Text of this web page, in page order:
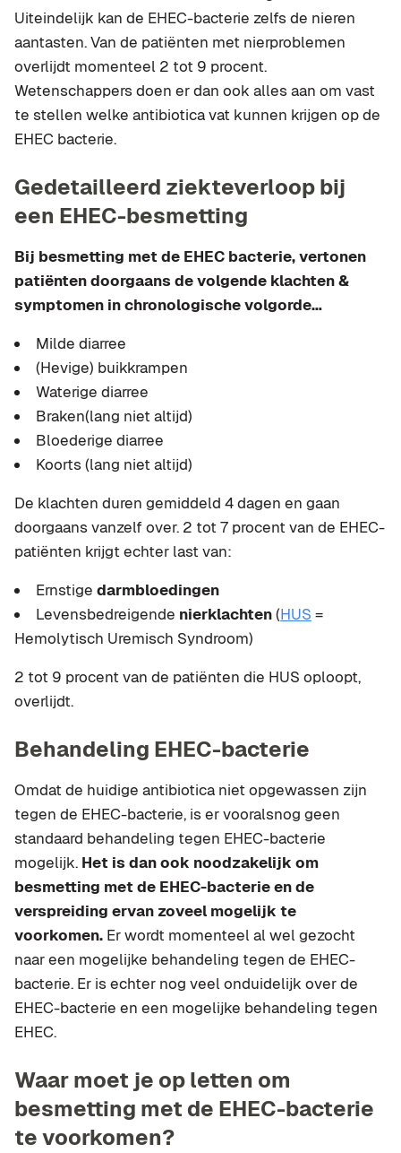
Uiteindelijk kan de EHEC-bacterie zelfs de nieren
aantasten. Van de patiënten met nierproblemen
overlijdt momenteel 2 tot 9 procent.
Wetenschappers doen er dan ook alles aan om vast
te stellen welke antibiotica vat kunnen krijgen op de
EHEC bacterie.
Gedetailleerd ziekteverloop bij
een EHEC-besmetting
Bij besmetting met de EHEC bacterie, vertonen
patiënten doorgaans de volgende klachten &
symptomen in chronologische volgorde…
Milde diarree
(Hevige) buikkrampen
Waterige diarree
Braken(lang niet altijd)
Bloederige diarree
Koorts (lang niet altijd)
De klachten duren gemiddeld 4 dagen en gaan
doorgaans vanzelf over. 2 tot 7 procent van de EHEC-
patiënten krijgt echter last van:
Ernstige darmbloedingen
Levensbedreigende nierklachten(HUS =
Hemolytisch Uremisch Syndroom)
2 tot 9 procent van de patiënten die HUS oploopt,
overlijdt.
Behandeling EHEC-bacterie
Omdat de huidige antibiotica niet opgewassen zijn
tegen de EHEC-bacterie, is er vooralsnog geen
standaard behandeling tegen EHEC-bacterie
mogelijk. Het is dan ook noodzakelijk om
besmetting met de EHEC-bacterie en de
verspreiding ervan zoveel mogelijk te
voorkomen. Er wordt momenteel al wel gezocht
naar een mogelijke behandeling tegen de EHEC-
bacterie. Er is echter nog veel onduidelijk over de
EHEC-bacterie en een mogelijke behandeling tegen
EHEC.
Waar moet je op letten om
besmetting met de EHEC-bacterie
te voorkomen?